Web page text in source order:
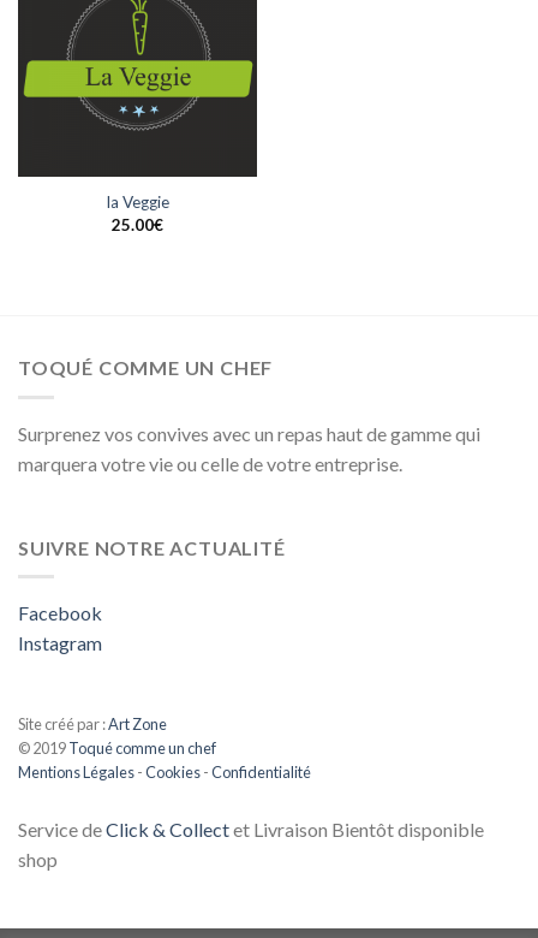
la Veggie
25.00€
TOQUÉ COMME UN CHEF
Surprenez vos convives avec un repas haut de gamme qui
marquera votre vie ou celle de votre entreprise.
SUIVRE NOTRE ACTUALITÉ
Facebook
Instagram
Site créé par :Art Zone
© 2019Toqué comme un chef
Mentions Légales-Cookies-Confidentialité
Service deClick & Collectet Livraison Bientôt disponible
shop